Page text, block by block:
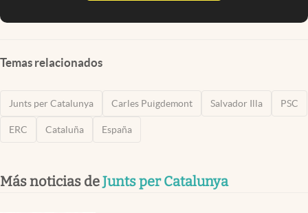
Temas relacionados
Junts per Catalunya Carles Puigdemont Salvador Illa PSC
ERC Cataluña España
Más noticias deJunts per Catalunya